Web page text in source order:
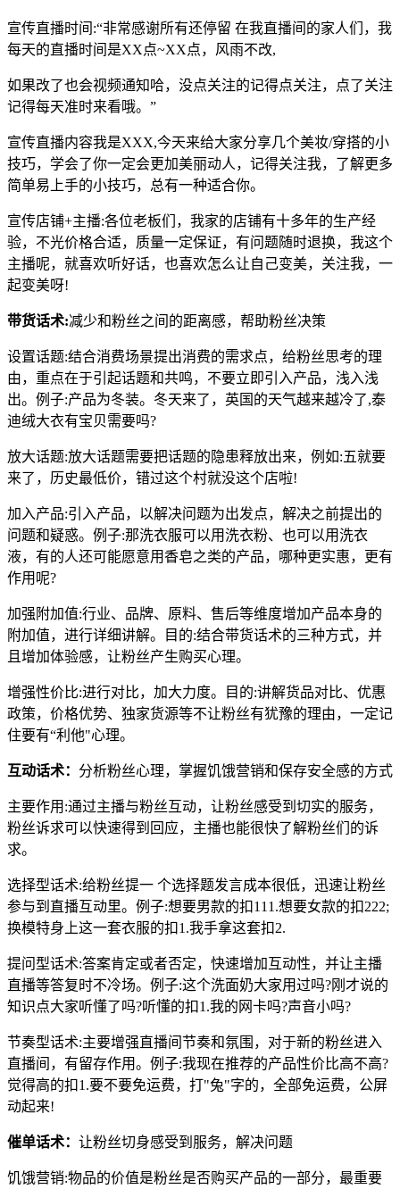
宣传直播时间:“非常感谢所有还停留 在我直播间的家人们，我
每天的直播时间是XX点~XX点，风雨不改,
如果改了也会视频通知哈，没点关注的记得点关注，点了关注
记得每天准时来看哦。”
宣传直播内容我是XXX,今天来给大家分享几个美妆/穿搭的小
技巧，学会了你一定会更加美丽动人，记得关注我，了解更多
简单易上手的小技巧，总有一种适合你。
宣传店铺+主播:各位老板们，我家的店铺有十多年的生产经
验，不光价格合适，质量一定保证，有问题随时退换，我这个
主播呢，就喜欢听好话，也喜欢怎么让自己变美，关注我，一
起变美呀!
带货话术:减少和粉丝之间的距离感，帮助粉丝决策
设置话题:结合消费场景提出消费的需求点，给粉丝思考的理
由，重点在于引起话题和共鸣，不要立即引入产品，浅入浅
出。例子:产品为冬装。冬天来了，英国的天气越来越冷了,泰
迪绒大衣有宝贝需要吗?
放大话题:放大话题需要把话题的隐患释放出来，例如:五就要
来了，历史最低价，错过这个村就没这个店啦!
加入产品:引入产品，以解决问题为出发点，解决之前提出的
问题和疑惑。例子:那洗衣服可以用洗衣粉、也可以用洗衣
液，有的人还可能愿意用香皂之类的产品，哪种更实惠，更有
作用呢?
加强附加值:行业、品牌、原料、售后等维度增加产品本身的
附加值，进行详细讲解。目的:结合带货话术的三种方式，并
且增加体验感，让粉丝产生购买心理。
增强性价比:进行对比，加大力度。目的:讲解货品对比、优惠
政策，价格优势、独家货源等不让粉丝有犹豫的理由，一定记
住要有“利他"心理。
互动话术： 分析粉丝心理，掌握饥饿营销和保存安全感的方式
主要作用:通过主播与粉丝互动，让粉丝感受到切实的服务，
粉丝诉求可以快速得到回应，主播也能很快了解粉丝们的诉
求。
选择型话术:给粉丝提一 个选择题发言成本很低，迅速让粉丝
参与到直播互动里。例子:想要男款的扣111.想要女款的扣222;
换模特身上这一套衣服的扣1.我手拿这套扣2.
提问型话术:答案肯定或者否定，快速增加互动性，并让主播
直播等答复时不冷场。例子:这个洗面奶大家用过吗?刚才说的
知识点大家听懂了吗?听懂的扣1.我的网卡吗?声音小吗?
节奏型话术:主要增强直播间节奏和氛围，对于新的粉丝进入
直播间，有留存作用。例子:我现在推荐的产品性价比高不高?
觉得高的扣1.要不要免运费，打"兔"字的，全部免运费，公屏
动起来!
催单话术： 让粉丝切身感受到服务，解决问题
饥饿营销:物品的价值是粉丝是否购买产品的一部分，最重要